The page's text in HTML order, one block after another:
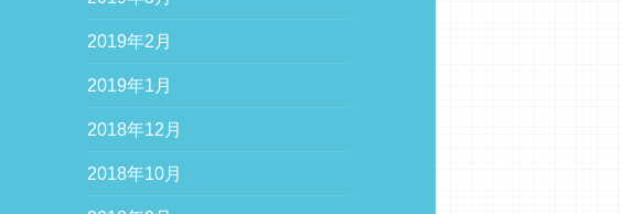
2019年2月
2019年1月
2018年12月
2018年10月